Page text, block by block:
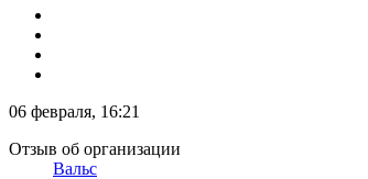
06 февраля, 16:21
Отзыв об организации
Вальс